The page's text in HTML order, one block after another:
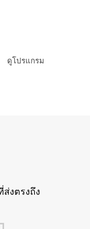
ดูโปรแกรม
งตรงถึง